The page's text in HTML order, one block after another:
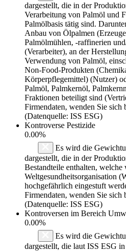
dargestellt, die in der
Verarbeitung von Palmöl und
Palmölbasis tätig sind.
Anbau von Ölpalmen
Palmölmühlen, -raffinerien
(Verarbeiter), an der
Verwendung von Palmöl,
Non-Food-Produkten
Körperpflegemittel) (Nutzer)
Palmöl, Palmkernöl,
Fraktionen beteiligt sind
Firmendaten, wenden Sie sich
(Datenquelle: ISS ESG)
Kontroverse Pestizide
0.00%
Es wird die
dargestellt, die in der
Bestandteile enthalten, welche
Weltgesundheitsorganisation
hochgefährlich eingestuft
Firmendaten, wenden Sie sich
(Datenquelle: ISS ESG)
Kontroversen im Bereich
0.00%
Es wird die
dargestellt, die laut ISS ESG